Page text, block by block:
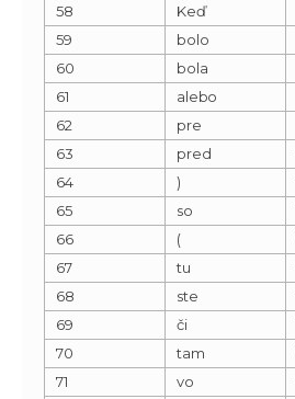
58
Keď
59
bolo
60
bola
61
alebo
62
pre
63
pred
64
)
65
so
66
(
67
tu
68
ste
69
či
70
tam
71
vo